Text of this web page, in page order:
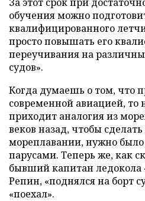
обучения можно
квалифицированного
просто повышать его
переучивания на
судов».
Когда думаешь о том, что
современной авиацией, то
приходит аналогия из
веков назад, чтобы сделать
мореплавании, нужно
парусами. Теперь же, как
бывший капитан ледокола
Репин, «поднялся на борт
«поехал».